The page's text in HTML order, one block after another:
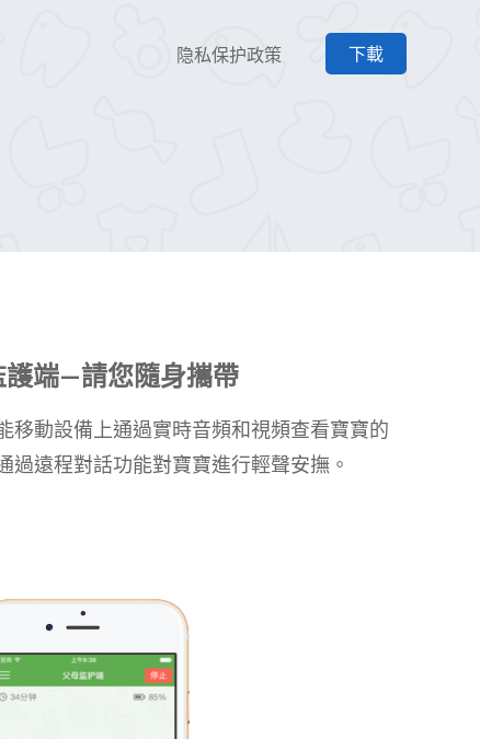
下載
隐私保护政策
護端—請您隨身攜帶
移動設備上通過實時音頻和視頻查看寶寶的
過遠程對話功能對寶寶進行輕聲安撫。